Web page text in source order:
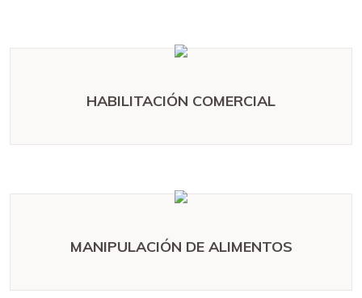
HABILITACIÓN COMERCIAL
MANIPULACIÓN DE ALIMENTOS